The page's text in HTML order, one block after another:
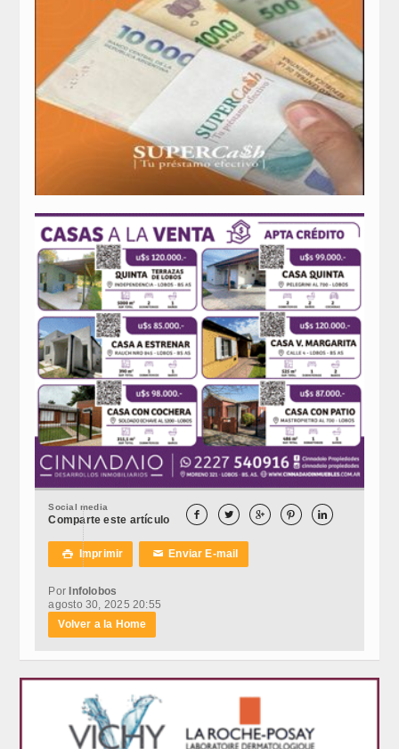
Social media
Comparte este artículo     
 Imprimir ✉Enviar E-mail
PorInfolobos
agosto 30, 2025 20:55
Volver a la Home